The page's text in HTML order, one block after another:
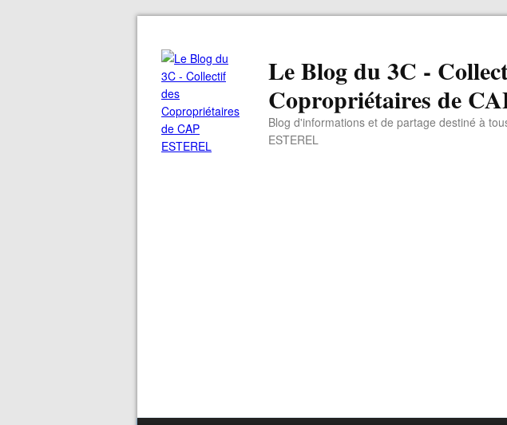
Le Blog du 3C -
Copropriétaires de
Blog d'informations et de partage destiné à
ESTEREL